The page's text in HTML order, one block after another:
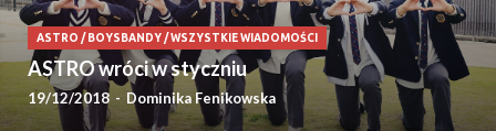
ASTRO /BOYSBANDY/WSZYSTKIE WIADOMOŚCI
ASTRO wróci w styczniu
19/12/2018 - Dominika Fenikowska